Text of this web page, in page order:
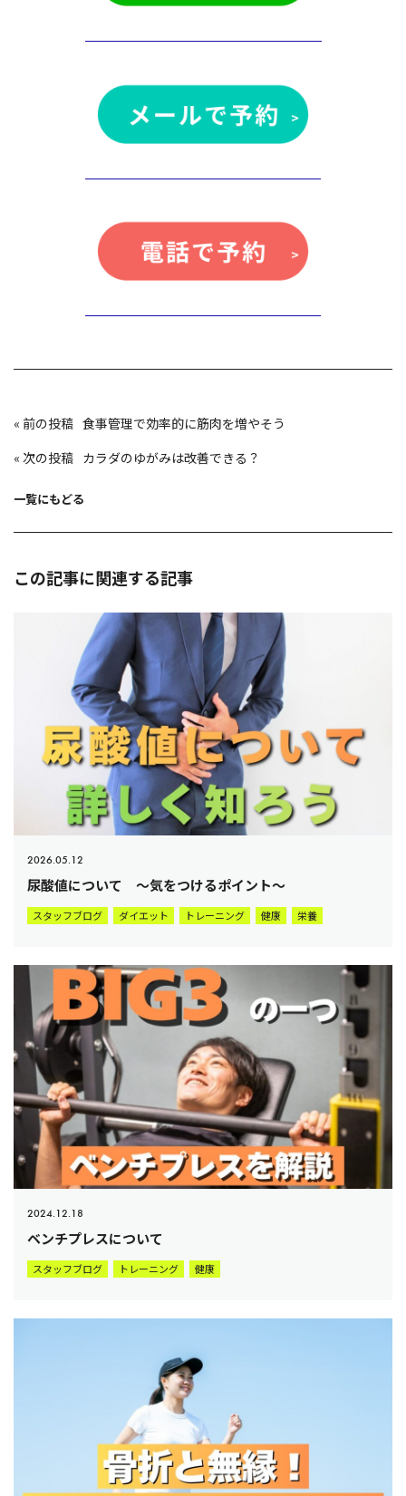
投
稿
ゲ
ョ
«
食事管理で効率的に筋肉を増やそう
«
カラダのゆがみは改善できる？
一覧にもどる
この記事に関連する記事
2026.05.12
尿酸値について ～気をつけるポイント～
スタッフブログ ダイエット トレーニング 健康 栄養
2024.12.18
ベンチプレスについて
スタッフブログ トレーニング 健康